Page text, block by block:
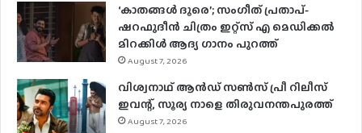
‘കാതങ്ങൾ ദൂരെ’; സംഗീത് പ്രതാപ്-
ഷറഫുദീൻ ചിത്രം ഇറ്റ്സ് എ മെഡിക്കൽ
മിറക്കിൾ ആദ്യ ഗാനം പുറത്ത്
August 7, 2026
വിശ്വനാഥ് ആന്‍ഡ് സണ്‍സ് പ്രീ റിലീസ്
ഇവന്റ്, സൂര്യ നാളെ തിരുവനന്തപുരത്ത്
August 7, 2026